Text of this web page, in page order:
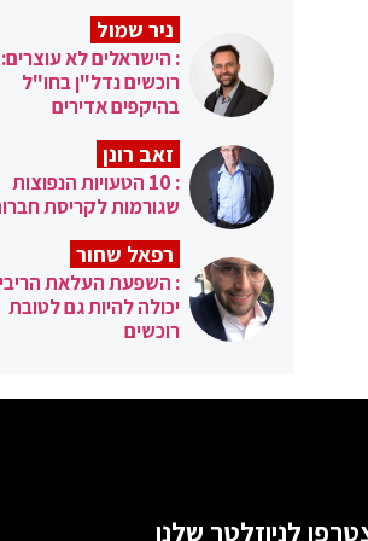
ניר שמול
: הישראלים לא עוצרים:
רוכשים נדל"ן בחו"ל
בהיקפים אדירים
זאב רונן
: 10 הטעויות הנפוצות
שגורמות לקריסת
רפאל שחור
: השפעת העלאת
יכולה להיות גם לטובת
רוכשים
לניוזלטר שלנו